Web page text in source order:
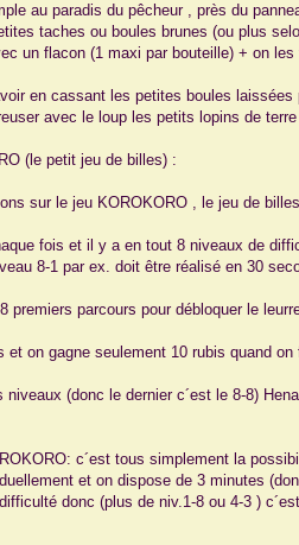
au paradis du pêcheur , près du
taches ou boules brunes (ou plus
un flacon (1 maxi par bouteille) + on
en cassant les petites boules
avec le loup les petits lopins de
(le petit jeu de billes) :
sur le jeu KOROKORO , le jeu de
fois et il y a en tout 8 niveaux de
8-1 par ex. doit être réalisé en 30
premiers parcours pour débloquer le
et on gagne seulement 10 rubis quand on
niveaux (donc le dernier c´est le 8-8)
c´est tous simplement la
et on dispose de 3 minutes
donc (plus de niv.1-8 ou 4-3 )